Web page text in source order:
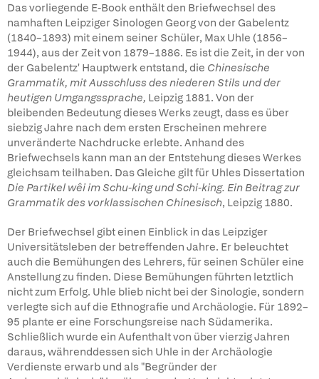
Das vorliegende E-Book enthält den Briefwechsel des
namhaften Leipziger Sinologen Georg von der Gabelentz
(1840–1893) mit einem seiner Schüler, Max Uhle (1856–
1944), aus der Zeit von 1879–1886. Es ist die Zeit, in der von
der Gabelentz' Hauptwerk entstand, die Chinesische
Grammatik, mit Ausschluss des niederen Stils und der
heutigen Umgangssprache, Leipzig 1881. Von der
bleibenden Bedeutung dieses Werks zeugt, dass es über
siebzig Jahre nach dem ersten Erscheinen mehrere
unveränderte Nachdrucke erlebte. Anhand des
Briefwechsels kann man an der Entstehung dieses Werkes
gleichsam teilhaben. Das Gleiche gilt für Uhles Dissertation
Die Partikel wêi im Schu-king und Schi-king. Ein Beitrag zur
Grammatik des vorklassischen Chinesisch, Leipzig 1880.
Der Briefwechsel gibt einen Einblick in das Leipziger
Universitätsleben der betreffenden Jahre. Er beleuchtet
auch die Bemühungen des Lehrers, für seinen Schüler eine
Anstellung zu finden. Diese Bemühungen führten letztlich
nicht zum Erfolg. Uhle blieb nicht bei der Sinologie, sondern
verlegte sich auf die Ethnografie und Archäologie. Für 1892–
95 plante er eine Forschungsreise nach Südamerika.
Schließlich wurde ein Aufenthalt von über vierzig Jahren
daraus, währenddessen sich Uhle in der Archäologie
Verdienste erwarb und als "Begründer der